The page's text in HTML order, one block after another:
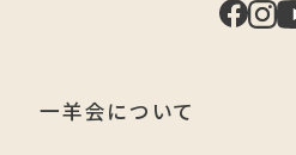
一羊会について